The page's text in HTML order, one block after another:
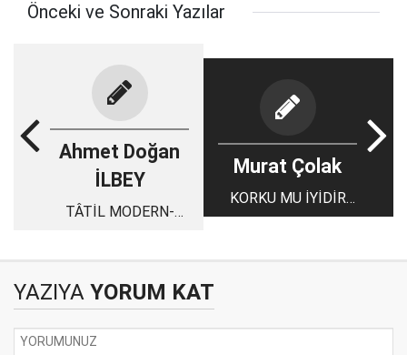
Önceki ve Sonraki Yazılar
Ahmet Doğan
İLBEY
TÂTİL MODERN-
Murat Çolak
KORKU MU İYİDİR
YOKSA SAYGI MI?
YAZIYA YORUM KAT